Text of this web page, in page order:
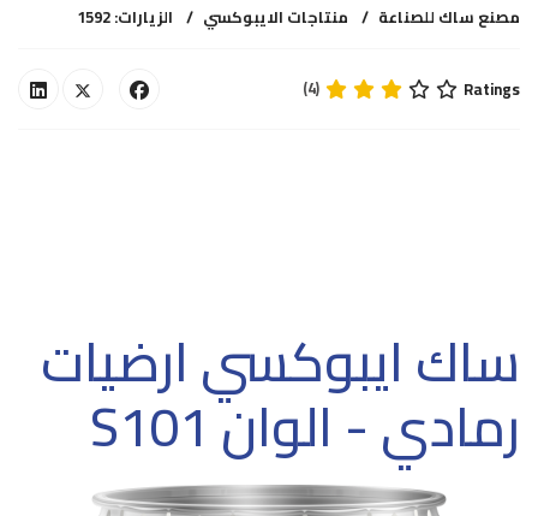
مصنع ساك للصناعة منتاجات الايبوكسي الزيارات: 1592
Ratings
(4)
ساك ايبوكسي ارضيات
رمادي - الوان S101